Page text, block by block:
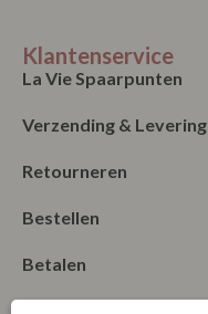
Klantenservice
La Vie Spaarpunten
Verzending & Levering
Retourneren
Bestellen
Betalen